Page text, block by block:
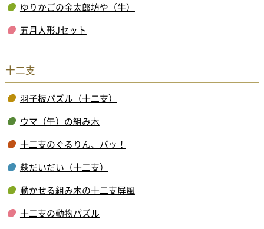
ゆりかごの金太郎坊や（牛）
五月人形Jセット
十二支
羽子板パズル（十二支）
ウマ（午）の組み木
十二支のぐるりん、パッ！
萩だいだい（十二支）
動かせる組み木の十二支屏風
十二支の動物パズル